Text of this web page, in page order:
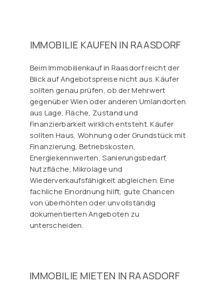
IMMOBILIE KAUFEN IN RAASDORF
Beim Immobilienkauf in Raasdorf reicht der
Blick auf Angebotspreise nicht aus. Käufer
sollten genau prüfen, ob der Mehrwert
gegenüber Wien oder anderen Umlandorten
aus Lage, Fläche, Zustand und
Finanzierbarkeit wirklich entsteht. Käufer
sollten Haus, Wohnung oder Grundstück mit
Finanzierung, Betriebskosten,
Energiekennwerten, Sanierungsbedarf,
Nutzfläche, Mikrolage und
Wiederverkaufsfähigkeit abgleichen. Eine
fachliche Einordnung hilft, gute Chancen
von überhöhten oder unvollständig
dokumentierten Angeboten zu
unterscheiden.
IMMOBILIE MIETEN IN RAASDORF